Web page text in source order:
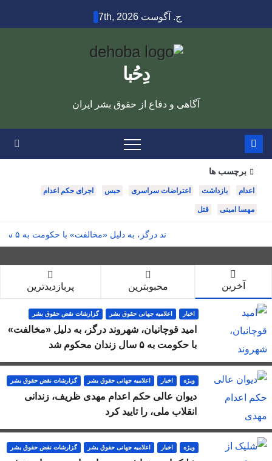
ج. آگوست 7th, 2026
دِحُبا
آگاهی و دفاع از حقوق بشر ایران
برچسب ها
اعدام بازداشت اعتراضات سراسری حبس اجرای حکم اعدام
مهسا امینی قتل
امید قوچانیان، شهروند درگز، به دلیل «مخالفت» با حکومت به ۵ سال زندان محکوم شد
آخرین محبوبترین پربازدیدترین
اخبار اعلاميه جهانی حقوق بشر گزارشات نقض حقوق بشر
امید قوچانیان، شهروند درگز، به دلیل «مخالفت»
با حکومت به ۵ سال زندان محکوم شد
ویژه اخبار اعلاميه جهانی حقوق بشر گزارشات نقض حقوق بشر
دیوان عالی حکم اعدام مهدی ظریف، زندانی
انقلاب ملی، را تایید کرد
ویژه اخبار اعلاميه جهانی حقوق بشر گزارشات نقض حقوق بشر